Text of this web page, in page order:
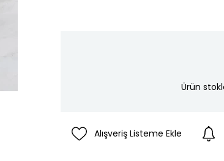
Ürün
Alışveriş Listeme Ekle